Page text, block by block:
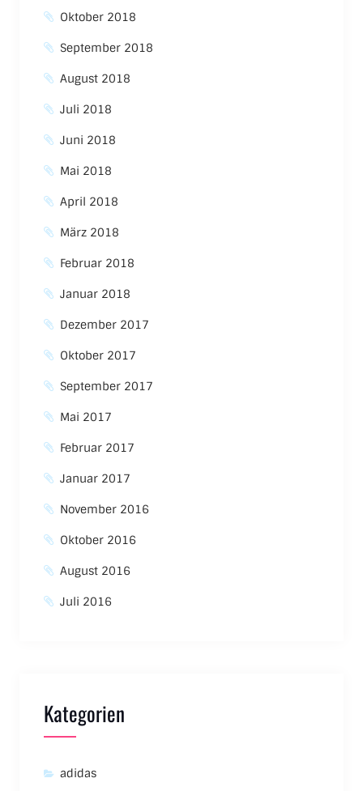
Oktober 2018
September 2018
August 2018
Juli 2018
Juni 2018
Mai 2018
April 2018
März 2018
Februar 2018
Januar 2018
Dezember 2017
Oktober 2017
September 2017
Mai 2017
Februar 2017
Januar 2017
November 2016
Oktober 2016
August 2016
Juli 2016
Kategorien
adidas